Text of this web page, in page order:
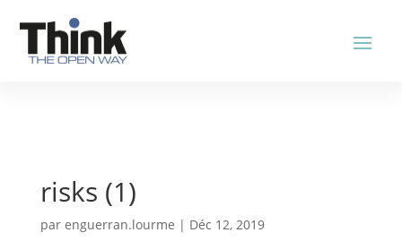
risks (1)
par enguerran.lourme | Déc 12, 2019